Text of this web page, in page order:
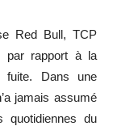
Red Bull, TCP
par rapport à la
fuite. Dans une
jamais assumé
du